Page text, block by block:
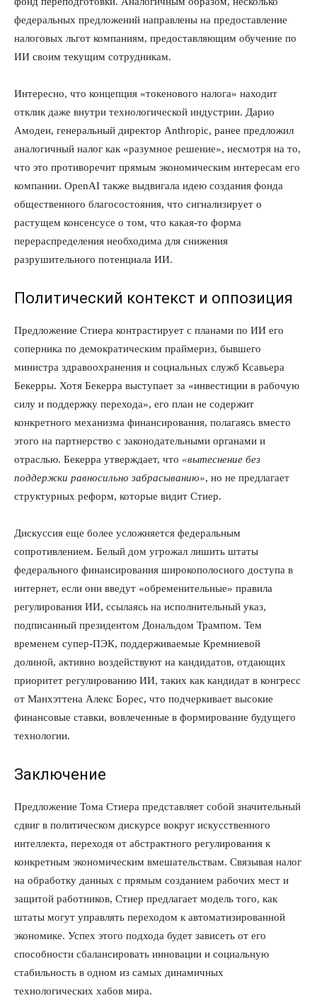
федеральных предложений направлены на предоставление
налоговых льгот компаниям, предоставляющим обучение по
ИИ своим текущим сотрудникам.
Интересно, что концепция «токенового налога» находит
отклик даже внутри технологической индустрии. Дарио
Амодеи, генеральный директор Anthropic, ранее предложил
аналогичный налог как «разумное решение», несмотря на то,
что это противоречит прямым экономическим интересам его
компании. OpenAI также выдвигала идею создания фонда
общественного благосостояния, что сигнализирует о
растущем консенсусе о том, что какая-то форма
перераспределения необходима для снижения
разрушительного потенциала ИИ.
Политический контекст и оппозиция
Предложение Стиера контрастирует с планами по ИИ его
соперника по демократическим праймериз, бывшего
министра здравоохранения и социальных служб Ксавьера
Бекерры. Хотя Бекерра выступает за «инвестиции в рабочую
силу и поддержку перехода», его план не содержит
конкретного механизма финансирования, полагаясь вместо
этого на партнерство с законодательными органами и
отраслью. Бекерра утверждает, что «вытеснение без
поддержки равносильно забрасыванию», но не предлагает
структурных реформ, которые видит Стиер.
Дискуссия еще более усложняется федеральным
сопротивлением. Белый дом угрожал лишить штаты
федерального финансирования широкополосного доступа в
интернет, если они введут «обременительные» правила
регулирования ИИ, ссылаясь на исполнительный указ,
подписанный президентом Дональдом Трампом. Тем
временем супер-ПЭК, поддерживаемые Кремниевой
долиной, активно воздействуют на кандидатов, отдающих
приоритет регулированию ИИ, таких как кандидат в конгресс
от Манхэттена Алекс Борес, что подчеркивает высокие
финансовые ставки, вовлеченные в формирование будущего
технологии.
Заключение
Предложение Тома Стиера представляет собой значительный
сдвиг в политическом дискурсе вокруг искусственного
интеллекта, переходя от абстрактного регулирования к
конкретным экономическим вмешательствам. Связывая налог
на обработку данных с прямым созданием рабочих мест и
защитой работников, Стиер предлагает модель того, как
штаты могут управлять переходом к автоматизированной
экономике. Успех этого подхода будет зависеть от его
способности сбалансировать инновации и социальную
стабильность в одном из самых динамичных
технологических хабов мира.